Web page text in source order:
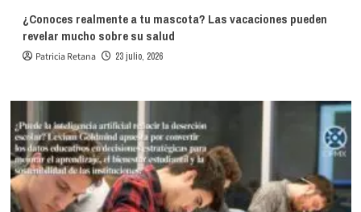
¿Conoces realmente a tu mascota? Las vacaciones pueden
revelar mucho sobre su salud
Patricia Retana 23 julio, 2026